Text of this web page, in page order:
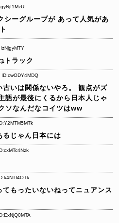
シーグループが あって人気があ
トラック
ID:cwODY4MDQ
いは関係ないやろ。
観点がズ
語が最後にくるから日本人じゃ
ソなんだなコイツはww
るじゃん日本には
もったいないねってニュアンス